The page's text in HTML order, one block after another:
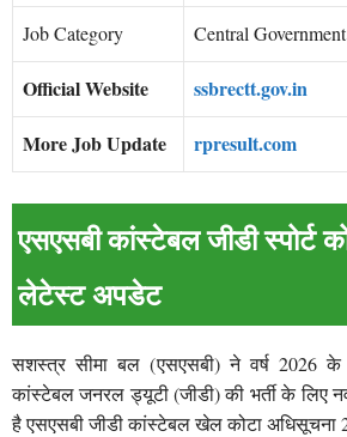
Job Category Central
Official Website
ssbrectt.gov.in
More Job Update
rpresult.com
एसएसबी कांस्टेबल जीडी स्पोर्ट
लेटेस्ट अपडेट
सशस्त्र सीमा बल (एसएसबी) ने वर्ष 2026
कांस्टेबल जनरल ड्यूटी (जीडी) की भर्ती के लिए
है एसएसबी जीडी कांस्टेबल खेल कोटा अधिसूचना